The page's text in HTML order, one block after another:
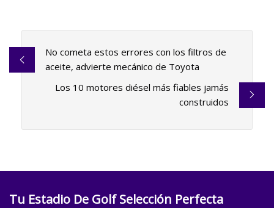
No cometa estos errores con los filtros de
aceite, advierte mecánico de Toyota
Los 10 motores diésel más fiables jamás
construidos
Tu Estadio De Golf Selección Perfecta